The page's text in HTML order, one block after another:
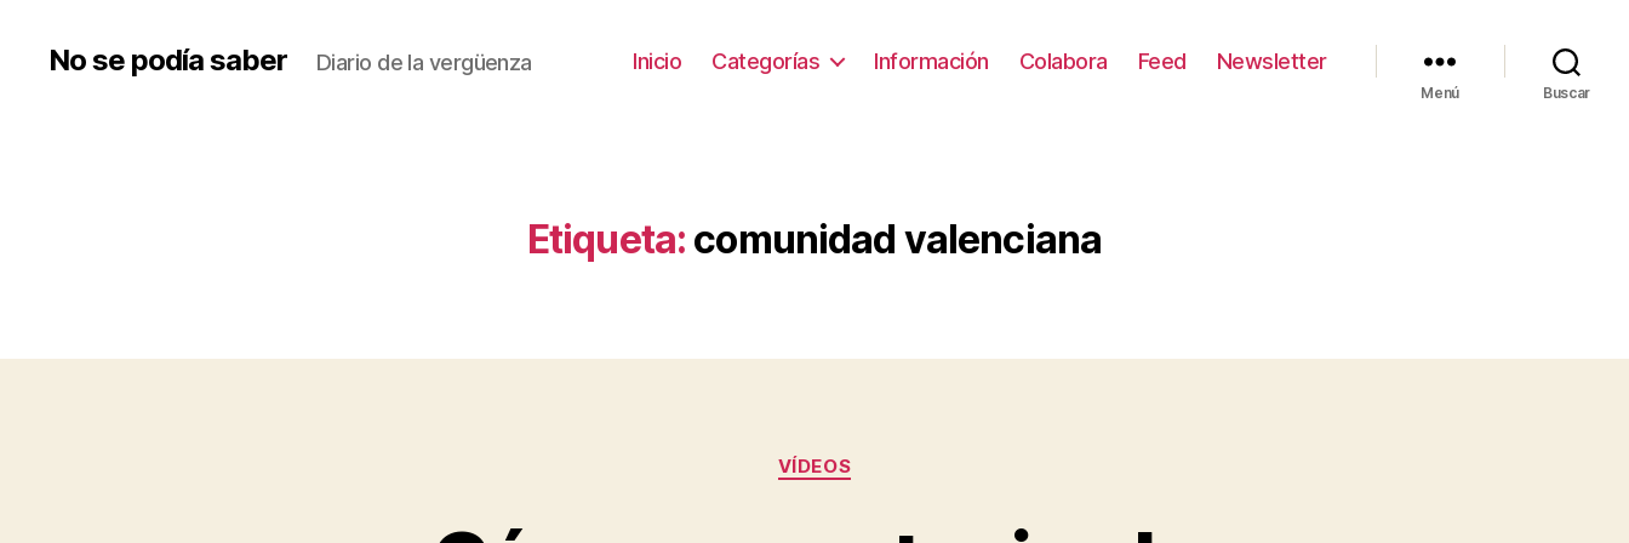
No se podía saber Diario de la vergüenza Inicio Categorías Información Colabora Feed Newsletter
Menú Buscar
Etiqueta: comunidad valenciana
Categorías
VÍDEOS